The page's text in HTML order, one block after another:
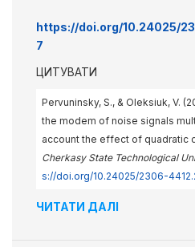
https://doi.org/10.24025/
7
ЦИТУВАТИ
Pervuninsky, S., & Oleksiuk, V.
the modem of noise signals
account the effect of quadratic
Cherkasy State Technological
s://doi.org/10.24025/2306-
ЧИТАТИ ДАЛІ